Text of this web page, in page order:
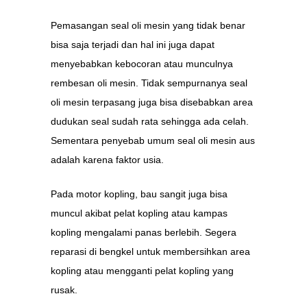
Pemasangan seal oli mesin yang tidak benar
bisa saja terjadi dan hal ini juga dapat
menyebabkan kebocoran atau munculnya
rembesan oli mesin. Tidak sempurnanya seal
oli mesin terpasang juga bisa disebabkan area
dudukan seal sudah rata sehingga ada celah.
Sementara penyebab umum seal oli mesin aus
adalah karena faktor usia.
Pada motor kopling, bau sangit juga bisa
muncul akibat pelat kopling atau kampas
kopling mengalami panas berlebih. Segera
reparasi di bengkel untuk membersihkan area
kopling atau mengganti pelat kopling yang
rusak.